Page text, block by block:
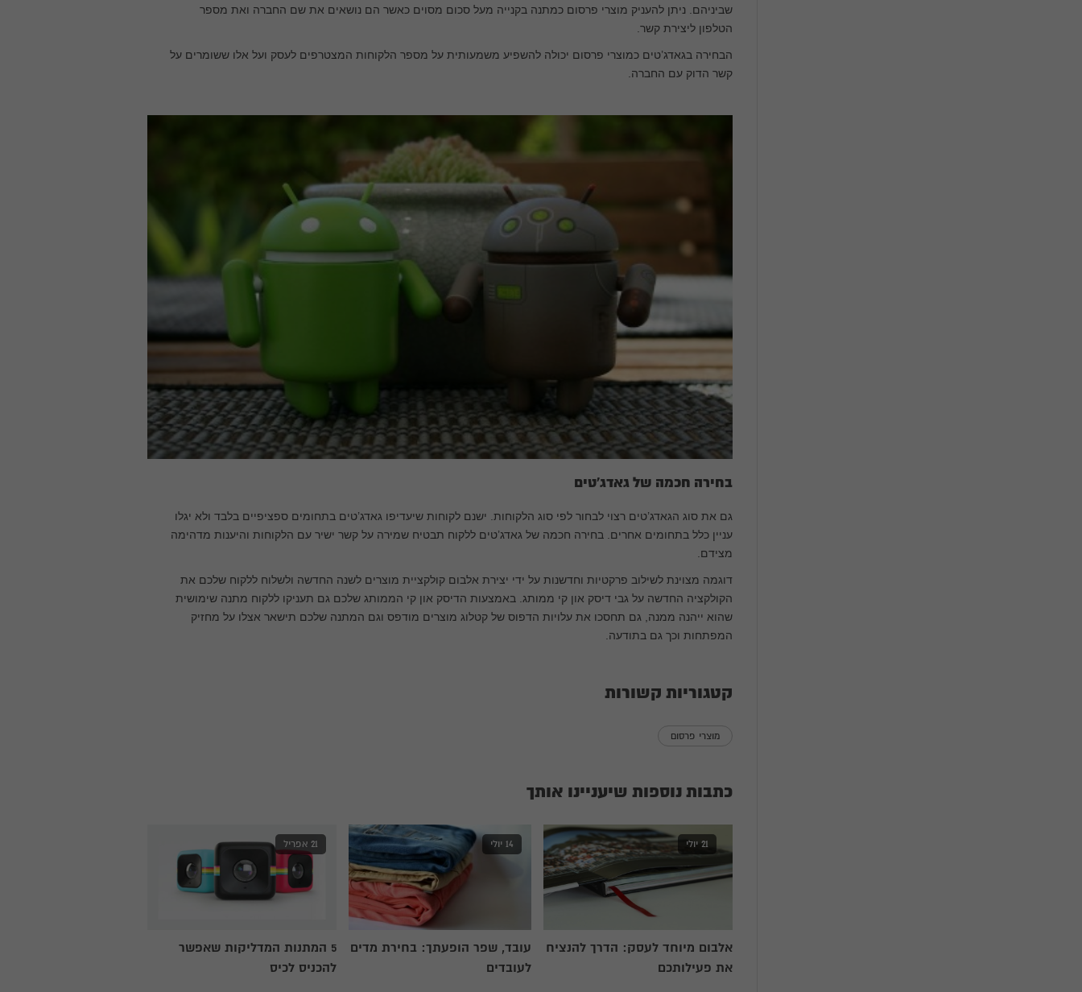
שביניהם. ניתן להעניק מוצרי פרסום כמתנה בקנייה מעל סכום מסוים כאשר הם נושאים את שם החברה ואת מספר
הטלפון ליצירת קשר.
הבחירה בגאדג’טים כמוצרי פרסום יכולה להשפיע משמעותית על מספר הלקוחות המצטרפים לעסק ועל אלו ששומרים על
קשר הדוק עם החברה.
בחירה חכמה של גאדג’טים
גם את סוג הגאדג’טים רצוי לבחור לפי סוג הלקוחות. ישנם לקוחות שיעדיפו גאדג’טים בתחומים ספציפיים בלבד ולא יגלו
עניין כלל בתחומים אחרים. בחירה חכמה של גאדג’טים ללקוח תבטיח שמירה על קשר ישיר עם הלקוחות והיענות מדהימה
מצידם.
דוגמה מצוינת לשילוב פרקטיות וחדשנות על ידי יצירת אלבום קולקציית מוצרים לשנה החדשה ולשלוח ללקוח שלכם את
הקולקציה החדשה על גבי דיסק און קי ממותג. באמצעות הדיסק און קי הממותג שלכם גם תעניקו ללקוח מתנה שימושית
שהוא ייהנה ממנה, גם תחסכו את עלויות הדפוס של קטלוג מוצרים מודפס וגם המתנה שלכם תישאר אצלו על מחזיק
המפתחות וכך גם בתודעה.
קטגוריות קשורות
מוצרי פרסום
כתבות נוספות שיעניינו אותך
21 יולי
אלבום מיוחד לעסק: הדרך להנציח
את פעילותכם
14 יולי
עובד, שפר הופעתך: בחירת מדים
לעובדים
21 אפריל
5 המתנות המדליקות שאפשר
להכניס לכיס